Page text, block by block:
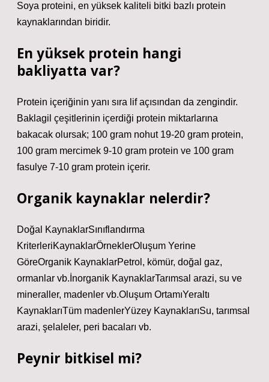
Soya proteini, en yüksek kaliteli bitki bazlı protein
kaynaklarından biridir.
En yüksek protein hangi
bakliyatta var?
Protein içeriğinin yanı sıra lif açısından da zengindir.
Baklagil çeşitlerinin içerdiği protein miktarlarına
bakacak olursak; 100 gram nohut 19-20 gram protein,
100 gram mercimek 9-10 gram protein ve 100 gram
fasulye 7-10 gram protein içerir.
Organik kaynaklar nelerdir?
Doğal KaynaklarSınıflandırma
KriterleriKaynaklarÖrneklerOluşum Yerine
GöreOrganik KaynaklarPetrol, kömür, doğal gaz,
ormanlar vb.İnorganik KaynaklarTarımsal arazi, su ve
mineraller, madenler vb.Oluşum OrtamıYeraltı
KaynaklarıTüm madenlerYüzey KaynaklarıSu, tarımsal
arazi, şelaleler, peri bacaları vb.
Peynir bitkisel mi?